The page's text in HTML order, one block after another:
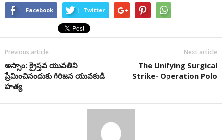
Facebook Twitter
Previous article
అస్సాం: క్రైస్త‌వ యువ‌తిని
ప్రేమించినందుకు గిరిజ‌న యువ‌కుడి
హ‌త్య
Next article
The Unifying Surgical
Strike- Operation Polo